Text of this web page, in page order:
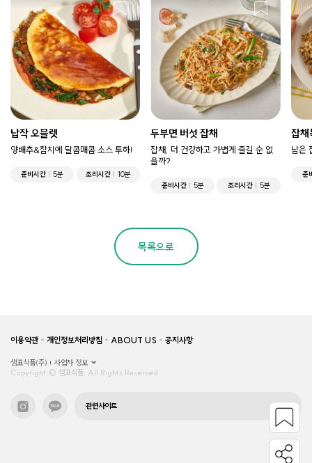
납작 오믈렛
양배추&참치에 달콤매콤 소스 투하!
준비시간 5분 조리시간 10분
두부면 버섯 잡채
잡채, 더 건강하고 가볍게 즐길 순 없
을까?
준비시간 5분 조리시간 5분
잡채
남은
준
목록으로
이용약관 개인정보처리방침 ABOUT US 공지사항
샘표식품(주)
사업자 정보
Copyright © 샘표식품, All Rights Reserved.
관련사이트